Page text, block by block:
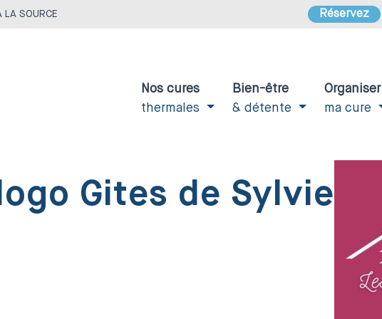
LA SOURCE Réservez
Nos cures
thermales
Bien-être
& détente
Organiser
ma cure
Gites de Sylvie